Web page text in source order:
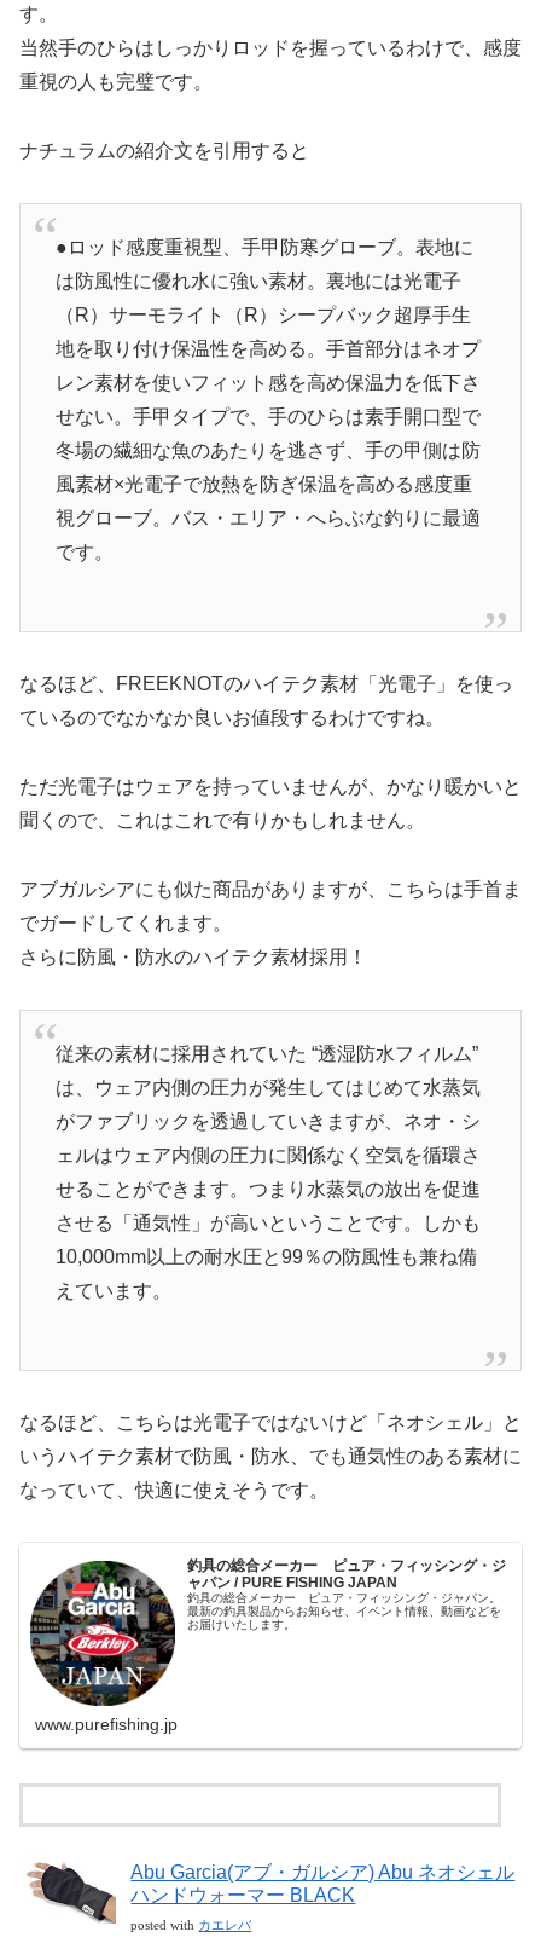
す。
当然手のひらはしっかりロッドを握っているわけで、感度
重視の人も完璧です。
ナチュラムの紹介文を引用すると
●ロッド感度重視型、手甲防寒グローブ。表地に
は防風性に優れ水に強い素材。裏地には光電子
（R）サーモライト（R）シープバック超厚手生
地を取り付け保温性を高める。手首部分はネオプ
レン素材を使いフィット感を高め保温力を低下さ
せない。手甲タイプで、手のひらは素手開口型で
冬場の繊細な魚のあたりを逃さず、手の甲側は防
風素材×光電子で放熱を防ぎ保温を高める感度重
視グローブ。バス・エリア・へらぶな釣りに最適
です。
なるほど、FREEKNOTのハイテク素材「光電子」を使っ
ているのでなかなか良いお値段するわけですね。
ただ光電子はウェアを持っていませんが、かなり暖かいと
聞くので、これはこれで有りかもしれません。
アブガルシアにも似た商品がありますが、こちらは手首ま
でガードしてくれます。
さらに防風・防水のハイテク素材採用！
従来の素材に採用されていた “透湿防水フィルム”
は、ウェア内側の圧力が発生してはじめて水蒸気
がファブリックを透過していきますが、ネオ・シ
ェルはウェア内側の圧力に関係なく空気を循環さ
せることができます。つまり水蒸気の放出を促進
させる「通気性」が高いということです。しかも
10,000mm以上の耐水圧と99％の防風性も兼ね備
えています。
なるほど、こちらは光電子ではないけど「ネオシェル」と
いうハイテク素材で防風・防水、でも通気性のある素材に
なっていて、快適に使えそうです。
釣具の総合メーカー ピュア・フィッシング・ジ
ャパン / PURE FISHING JAPAN
釣具の総合メーカー ピュア・フィッシング・ジャパン。
最新の釣具製品からお知らせ、イベント情報、動画などを
お届けいたします。
www.purefishing.jp
Abu Garcia(アブ・ガルシア) Abu ネオシェル
ハンドウォーマー BLACK
posted with カエレバ